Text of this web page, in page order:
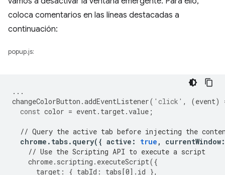
coloca comentarios en las líneas destacadas a
continuación:
popup.js:
...
changeColorButton .addEventListener( 'click' , (event)
const color = event. target.value ;
// Query the active tab before injecting the
chrome . tabs. query({ active : true , currentWindow:
// Use the Scripting API to execute a script
chrome. scripting . executeScript({
target : { tabId : tabs[0]. id },